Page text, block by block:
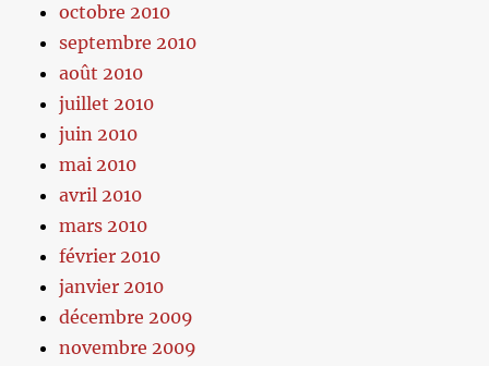
octobre 2010
septembre 2010
août 2010
juillet 2010
juin 2010
mai 2010
avril 2010
mars 2010
février 2010
janvier 2010
décembre 2009
novembre 2009